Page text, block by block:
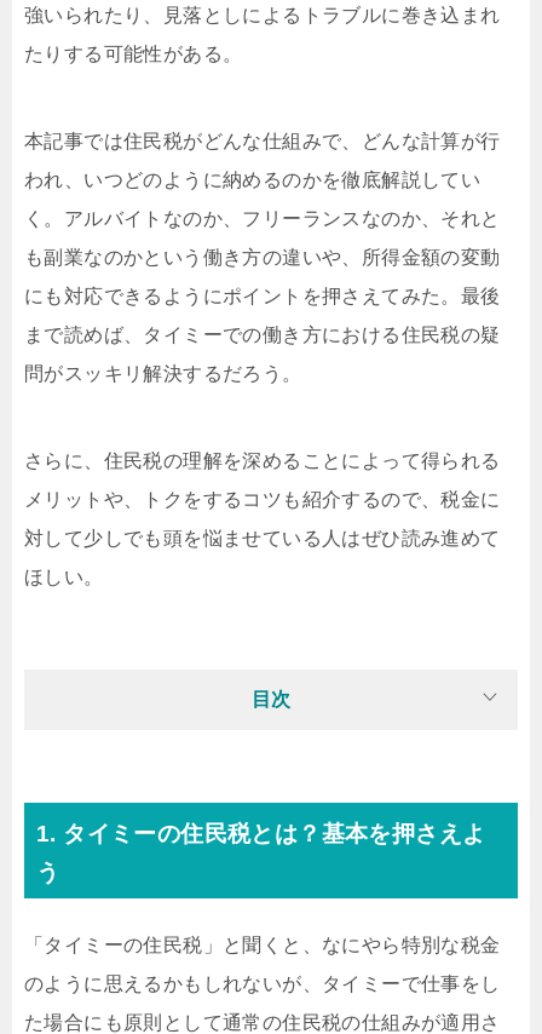
強いられたり、見落としによるトラブルに巻き込まれ
たりする可能性がある。
本記事では住民税がどんな仕組みで、どんな計算が行
われ、いつどのように納めるのかを徹底解説してい
く。アルバイトなのか、フリーランスなのか、それと
も副業なのかという働き方の違いや、所得金額の変動
にも対応できるようにポイントを押さえてみた。最後
まで読めば、タイミーでの働き方における住民税の疑
問がスッキリ解決するだろう。
さらに、住民税の理解を深めることによって得られる
メリットや、トクをするコツも紹介するので、税金に
対して少しでも頭を悩ませている人はぜひ読み進めて
ほしい。
目次
1. タイミーの住民税とは？基本を押さえよ
う
「タイミーの住民税」と聞くと、なにやら特別な税金
のように思えるかもしれないが、タイミーで仕事をし
た場合にも原則として通常の住民税の仕組みが適用さ